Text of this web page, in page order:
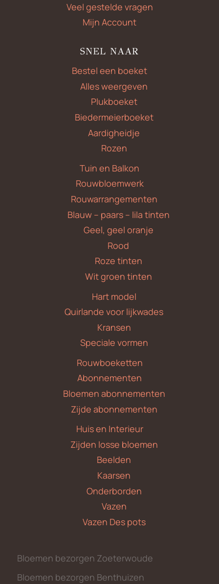
Veel gestelde vragen
Mijn Account
SNEL NAAR
Bestel een boeket
Alles weergeven
Plukboeket
Biedermeierboeket
Aardigheidje
Rozen
Tuin en Balkon
Rouwbloemwerk
Rouwarrangementen
Blauw – paars – lila tinten
Geel, geel oranje
Rood
Roze tinten
Wit groen tinten
Hart model
Quirlande voor lijkwades
Kransen
Speciale vormen
Rouwboeketten
Abonnementen
Bloemen abonnementen
Zijde abonnementen
Huis en Interieur
Zijden losse bloemen
Beelden
Kaarsen
Onderborden
Vazen
Vazen Des pots
Bloemen bezorgen Zoeterwoude
Bloemen bezorgen Benthuizen